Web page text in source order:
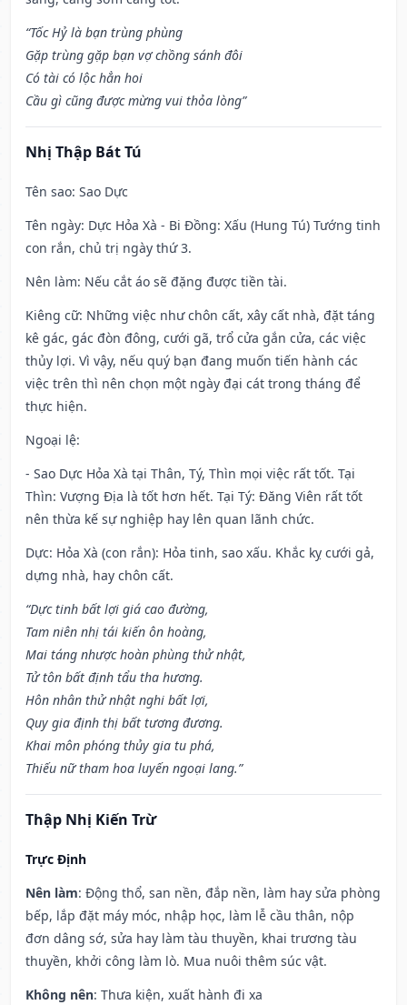
“Tốc Hỷ là bạn trùng phùng
Gặp trùng gặp bạn vợ chồng sánh đôi
Có tài có lộc hẳn hoi
Cầu gì cũng được mừng vui thỏa lòng”
Nhị Thập Bát Tú
Tên sao: Sao Dực
Tên ngày: Dực Hỏa Xà - Bi Đồng: Xấu (Hung Tú) Tướng tinh
con rắn, chủ trị ngày thứ 3.
Nên làm: Nếu cắt áo sẽ đặng được tiền tài.
Kiêng cữ: Những việc như chôn cất, xây cất nhà, đặt táng
kê gác, gác đòn đông, cưới gã, trổ cửa gắn cửa, các việc
thủy lợi. Vì vậy, nếu quý bạn đang muốn tiến hành các
việc trên thì nên chọn một ngày đại cát trong tháng để
thực hiện.
Ngoại lệ:
- Sao Dực Hỏa Xà tại Thân, Tý, Thìn mọi việc rất tốt. Tại
Thìn: Vượng Địa là tốt hơn hết. Tại Tý: Đăng Viên rất tốt
nên thừa kế sự nghiệp hay lên quan lãnh chức.
Dực: Hỏa Xà (con rắn): Hỏa tinh, sao xấu. Khắc kỵ cưới gả,
dựng nhà, hay chôn cất.
“Dực tinh bất lợi giá cao đường,
Tam niên nhị tái kiến ôn hoàng,
Mai táng nhược hoàn phùng thử nhật,
Tử tôn bất định tẩu tha hương.
Hôn nhân thử nhật nghi bất lợi,
Quy gia định thị bất tương đương.
Khai môn phóng thủy gia tu phá,
Thiếu nữ tham hoa luyến ngoại lang.”
Thập Nhị Kiến Trừ
Trực Định
Nên làm: Động thổ, san nền, đắp nền, làm hay sửa phòng
bếp, lắp đặt máy móc, nhập học, làm lễ cầu thân, nộp
đơn dâng sớ, sửa hay làm tàu thuyền, khai trương tàu
thuyền, khởi công làm lò. Mua nuôi thêm súc vật.
Không nên: Thưa kiện, xuất hành đi xa